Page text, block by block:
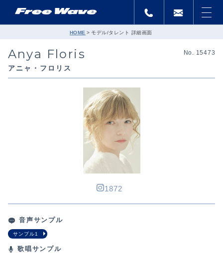
HOME モデル/タレント 詳細画面
Anya Floris
アニャ・フロリス
No. 15473
1872
音声サンプル
サンプル1
歌唱サンプル